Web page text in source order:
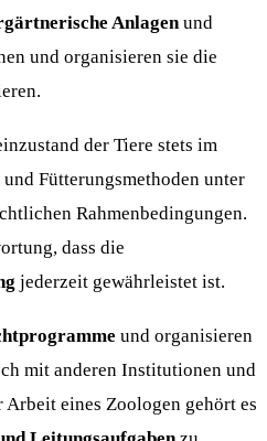
Anlagenund
und organisieren sie die
der Tiere stets im
Fütterungsmethoden unter
Rahmenbedingungen.
dass die
jederzeit gewährleistet ist.
und organisieren
mit anderen Institutionen und
eines Zoologen gehört es